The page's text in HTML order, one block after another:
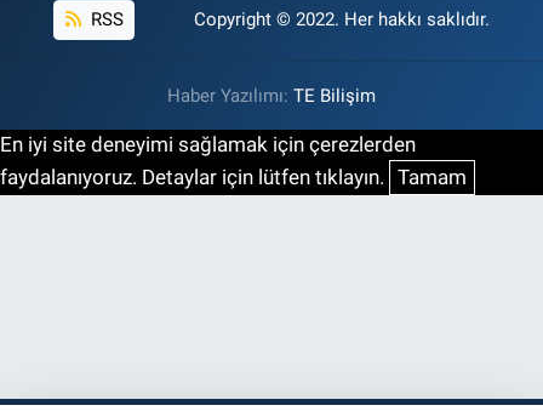
RSS Copyright © 2022. Her hakkı saklıdır.
Haber Yazılımı: TE Bilişim
En iyi site deneyimi sağlamak için çerezlerden
faydalanıyoruz. Detaylar için lütfen tıklayın. Tamam